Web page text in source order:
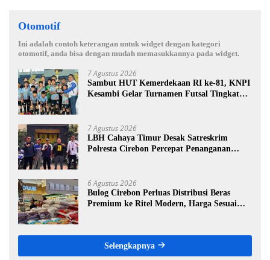
Otomotif
Ini adalah contoh keterangan untuk widget dengan kategori
otomotif, anda bisa dengan mudah memasukkannya pada widget.
7 Agustus 2026
Sambut HUT Kemerdekaan RI ke-81, KNPI
Kesambi Gelar Turnamen Futsal Tingkat
7 Agustus 2026
LBH Cahaya Timur Desak Satreskrim
Polresta Cirebon Percepat Penanganan
6 Agustus 2026
Bulog Cirebon Perluas Distribusi Beras
Premium ke Ritel Modern, Harga Sesuai
Selengkapnya